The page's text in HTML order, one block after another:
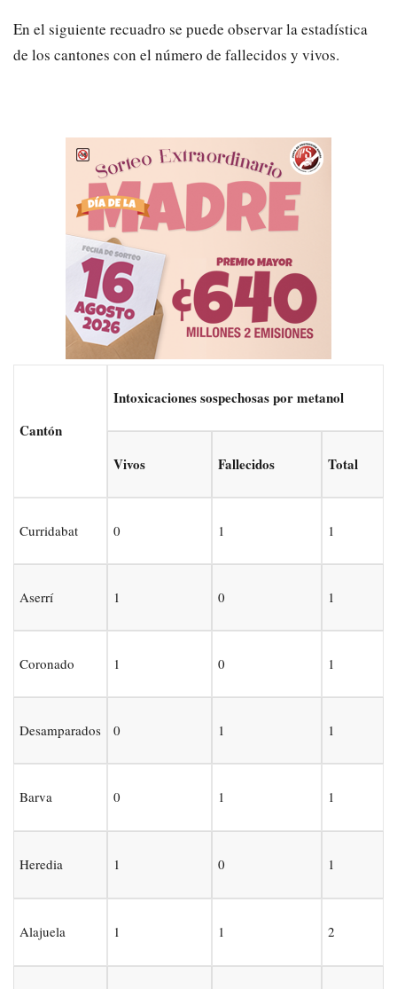
En el siguiente recuadro se puede observar la estadística
de los cantones con el número de fallecidos y vivos.
Cantón
Intoxicaciones sospechosas por metanol
Vivos Fallecidos Total
Curridabat 0 1 1
Aserrí 1 0 1
Coronado 1 0 1
Desamparados 0 1 1
Barva 0 1 1
Heredia 1 0 1
Alajuela 1 1 2